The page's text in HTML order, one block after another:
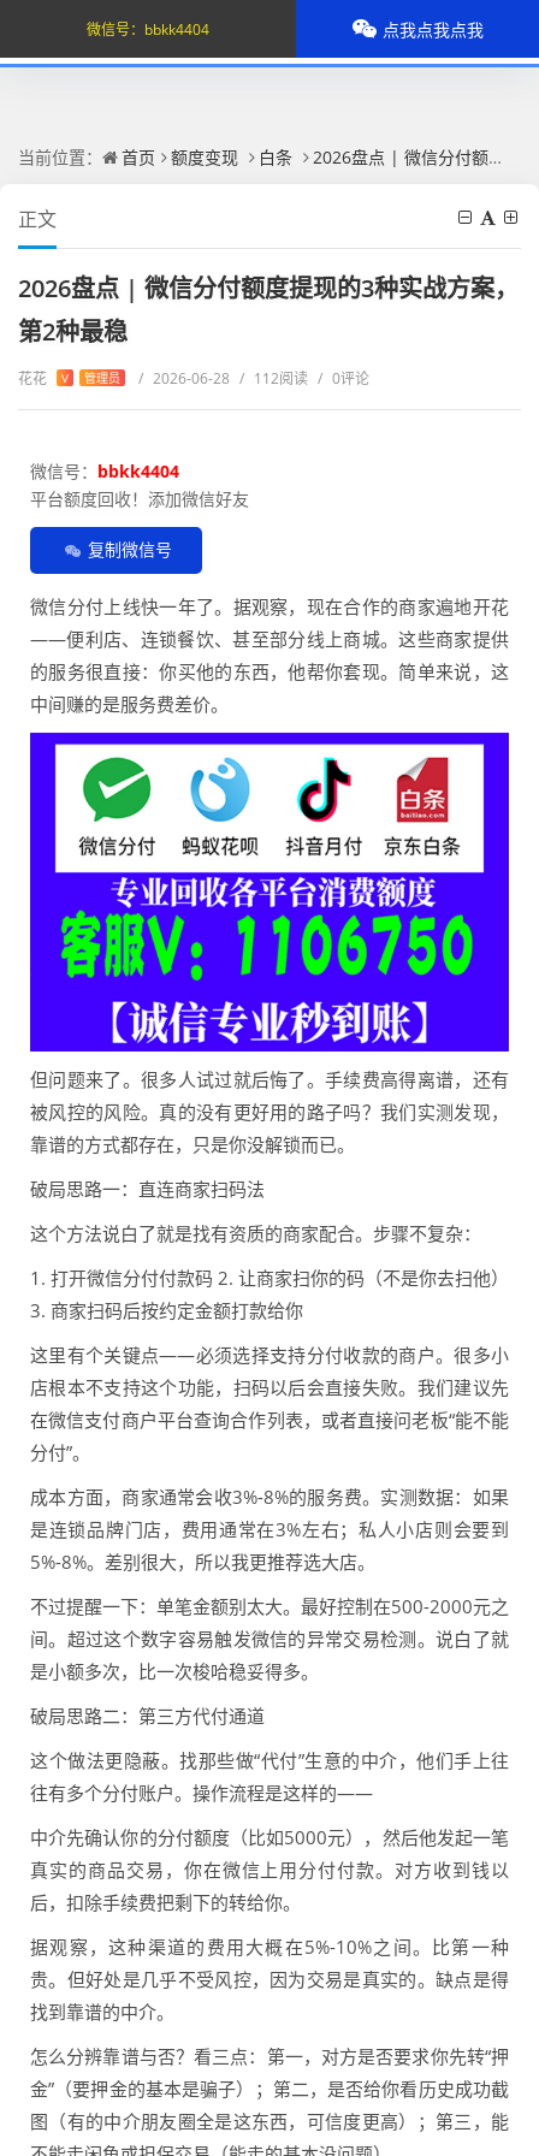
当前位置： 首页 额度变现 白条 2026盘点 | 微信分付额度提现的3种实战方案，第2种最稳
正文
2026盘点 | 微信分付额度提现的3种实战方案，
第2种最稳
花花 V 管理员 / 2026-06-28 / 112阅读 / 0评论
微信号： bbkk4404
平台额度回收！添加微信好友
复制微信号
微信分付上线快一年了。据观察，现在合作的商家遍地开花
——便利店、连锁餐饮、甚至部分线上商城。这些商家提供
的服务很直接：你买他的东西，他帮你套现。简单来说，这
中间赚的是服务费差价。
但问题来了。很多人试过就后悔了。手续费高得离谱，还有
被风控的风险。真的没有更好用的路子吗？我们实测发现，
靠谱的方式都存在，只是你没解锁而已。
破局思路一：直连商家扫码法
这个方法说白了就是找有资质的商家配合。步骤不复杂：
1. 打开微信分付付款码 2. 让商家扫你的码（不是你去扫他）
3. 商家扫码后按约定金额打款给你
这里有个关键点——必须选择支持分付收款的商户。很多小
店根本不支持这个功能，扫码以后会直接失败。我们建议先
在微信支付商户平台查询合作列表，或者直接问老板“能不能
分付”。
成本方面，商家通常会收3%-8%的服务费。实测数据：如果
是连锁品牌门店，费用通常在3%左右；私人小店则会要到
5%-8%。差别很大，所以我更推荐选大店。
不过提醒一下：单笔金额别太大。最好控制在500-2000元之
间。超过这个数字容易触发微信的异常交易检测。说白了就
是小额多次，比一次梭哈稳妥得多。
破局思路二：第三方代付通道
这个做法更隐蔽。找那些做“代付”生意的中介，他们手上往
往有多个分付账户。操作流程是这样的——
中介先确认你的分付额度（比如5000元），然后他发起一笔
真实的商品交易，你在微信上用分付付款。对方收到钱以
后，扣除手续费把剩下的转给你。
据观察，这种渠道的费用大概在5%-10%之间。比第一种
贵。但好处是几乎不受风控，因为交易是真实的。缺点是得
找到靠谱的中介。
怎么分辨靠谱与否？看三点：第一，对方是否要求你先转“押
金”（要押金的基本是骗子）；第二，是否给你看历史成功截
图（有的中介朋友圈全是这东西，可信度更高）；第三，能
微信号： bbkk4404 点我点我点我